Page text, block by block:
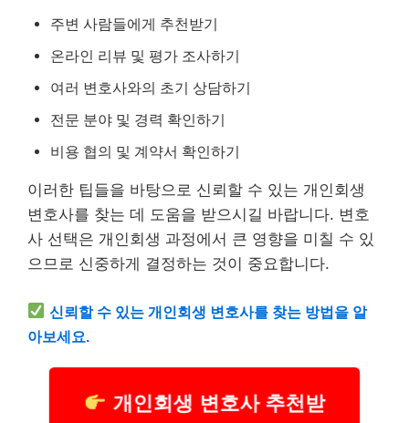
주변 사람들에게 추천받기
온라인 리뷰 및 평가 조사하기
여러 변호사와의 초기 상담하기
전문 분야 및 경력 확인하기
비용 협의 및 계약서 확인하기
이러한 팁들을 바탕으로 신뢰할 수 있는 개인회생
변호사를 찾는 데 도움을 받으시길 바랍니다. 변호
사 선택은 개인회생 과정에서 큰 영향을 미칠 수 있
으므로 신중하게 결정하는 것이 중요합니다.
신뢰할 수 있는 개인회생 변호사를 찾는 방법을 알
아보세요.
개인회생 변호사 추천받